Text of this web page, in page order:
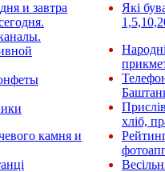
и завтра
камня и
Які
хліб,